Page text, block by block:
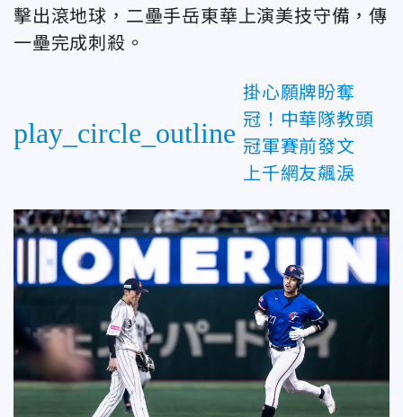
擊出滾地球，二壘手岳東華上演美技守備，傳
一壘完成刺殺。
play_circle_outline
掛心願牌盼奪
冠！中華隊教頭
冠軍賽前發文
上千網友飆淚